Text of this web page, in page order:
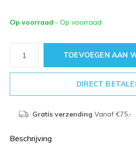
Op voorraad - Op voorraad
TOEVOEGEN AAN
DIRECT
Gratis verzending Vanaf €75,-
Beschrijving